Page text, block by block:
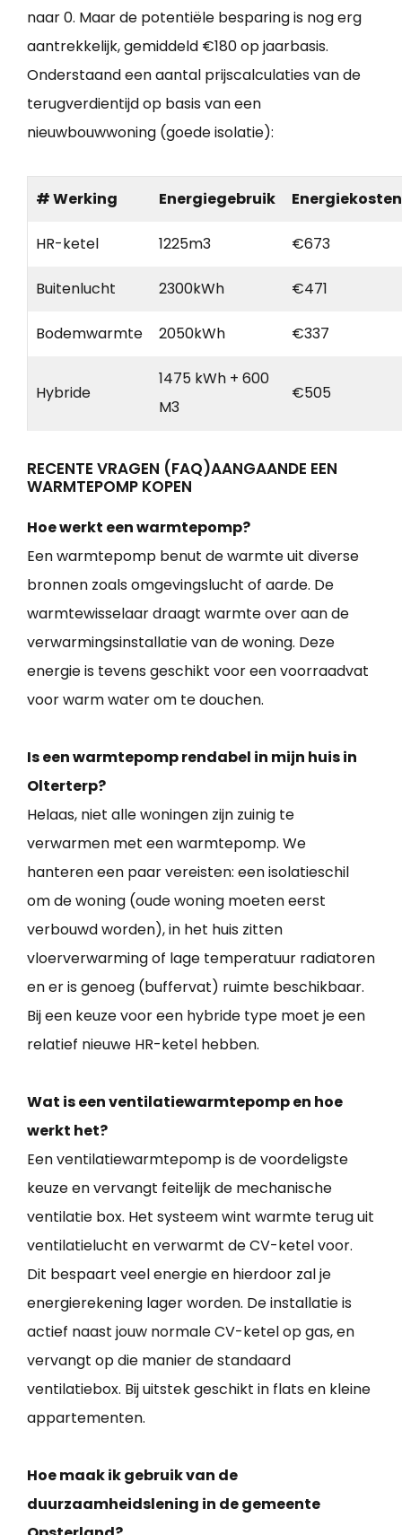
naar 0. Maar de potentiële besparing is nog erg
aantrekkelijk, gemiddeld €180 op jaarbasis.
Onderstaand een aantal prijscalculaties van de
terugverdientijd op basis van een
nieuwbouwwoning (goede isolatie):
# Werking Energiegebruik Energiekosten
HR-ketel 1225m3 €673
Buitenlucht 2300kWh €471
Bodemwarmte 2050kWh €337
Hybride
1475 kWh + 600
M3
€505
RECENTE VRAGEN (FAQ)AANGAANDE EEN
WARMTEPOMP KOPEN
Hoe werkt een warmtepomp?
Een warmtepomp benut de warmte uit diverse
bronnen zoals omgevingslucht of aarde. De
warmtewisselaar draagt warmte over aan de
verwarmingsinstallatie van de woning. Deze
energie is tevens geschikt voor een voorraadvat
voor warm water om te douchen.
Is een warmtepomp rendabel in mijn huis in
Olterterp?
Helaas, niet alle woningen zijn zuinig te
verwarmen met een warmtepomp. We
hanteren een paar vereisten: een isolatieschil
om de woning (oude woning moeten eerst
verbouwd worden), in het huis zitten
vloerverwarming of lage temperatuur radiatoren
en er is genoeg (buffervat) ruimte beschikbaar.
Bij een keuze voor een hybride type moet je een
relatief nieuwe HR-ketel hebben.
Wat is een ventilatiewarmtepomp en hoe
werkt het?
Een ventilatiewarmtepomp is de voordeligste
keuze en vervangt feitelijk de mechanische
ventilatie box. Het systeem wint warmte terug uit
ventilatielucht en verwarmt de CV-ketel voor.
Dit bespaart veel energie en hierdoor zal je
energierekening lager worden. De installatie is
actief naast jouw normale CV-ketel op gas, en
vervangt op die manier de standaard
ventilatiebox. Bij uitstek geschikt in flats en kleine
appartementen.
Hoe maak ik gebruik van de
duurzaamheidslening in de gemeente